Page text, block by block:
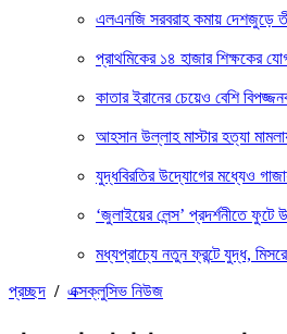
এলএনজি সরবরাহ কমায় দেশজুড়ে
প্রাথমিকের ১৪ হাজার শিক্ষকের
কাতার ইরানের চেয়েও বেশি
আহসান উল্লাহ মাস্টার হত্যা
যুদ্ধবিরতির উদ্যোগের মধ্যেও
‘জুলাইয়ের লেন্স’ প্রদর্শনীতে
মধ্যপ্রাচ্যে নতুন ফ্রন্টে যুদ্ধ,
প্রচ্ছদ / এক্সক্লুসিভ নিউজ